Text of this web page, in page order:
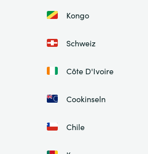
Kongo
Schweiz
Côte D'Ivoire
Cookinseln
Chile